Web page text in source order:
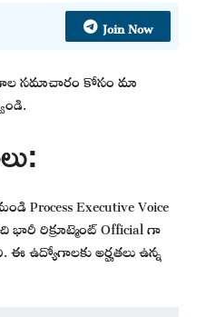
Join Now
సమాచారం కోసం మా
Process Executive Voice
భారీ రిక్రూట్మెంట్ Official గా
ఉద్యోగాలకు అర్హతలు ఉన్న